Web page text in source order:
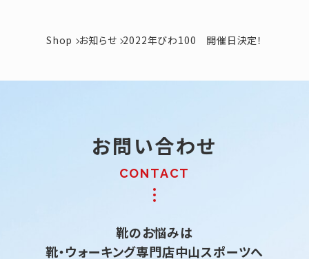
Shop お知らせ 2022年びわ100 開催日決定！
お問い合わせ
靴のお悩みは
靴・ウォーキング専門店中山スポーツへ